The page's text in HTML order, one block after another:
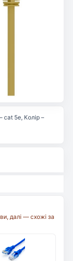
cat 5e, Колір –
далі — схожі за